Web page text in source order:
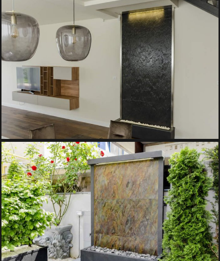
PERETE DE APA INTEGRAT IN ZONA DE LIVING
Pereti de Apa
PERETE CU APA CURGATOARE
Pereti de Apa